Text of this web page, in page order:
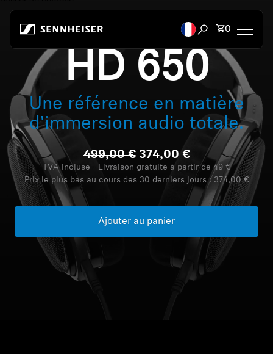
Ouvrir laTotal des
0
Casques audio
Casques par connectivité
Casques par style
Casques par usage
Casques par série
Casques vedettes
HD 650
Une référence en matière
d'immersion audio totale.
499,00 € 374,00 €
TVA incluse - Livraison gratuite à partir de 49 €
Prix le plus bas au cours des 30 derniers jours : 374,00 €
Ajouter au panier